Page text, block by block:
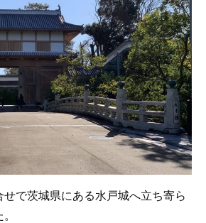
で茨城県にある水戸城へ立ち寄ら